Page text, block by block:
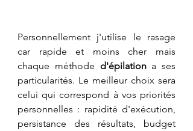
Personnellement j'utilise le rasage
car rapide et moins cher mais
chaque méthode d'épilation a ses
particularités. Le meilleur choix sera
celui qui correspond à vos priorités
personnelles : rapidité d'exécution,
persistance des résultats, budget